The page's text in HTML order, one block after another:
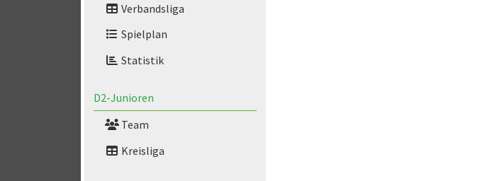
Verbandsliga
Spielplan
Statistik
D2-Junioren
Team
Kreisliga